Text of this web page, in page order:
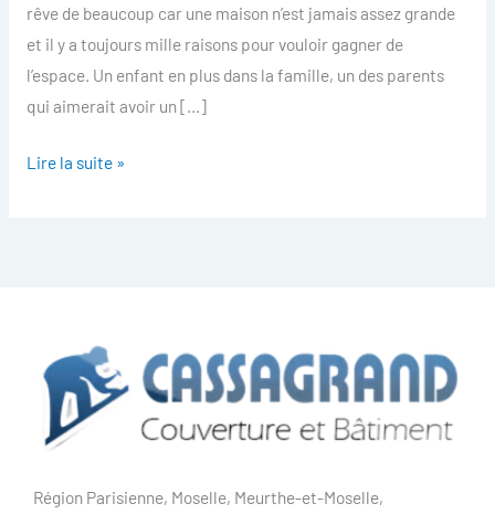
rêve de beaucoup car une maison n’est jamais assez grande
et il y a toujours mille raisons pour vouloir gagner de
l’espace. Un enfant en plus dans la famille, un des parents
qui aimerait avoir un […]
Lire la suite »
Région Parisienne, Moselle, Meurthe-et-Moselle,